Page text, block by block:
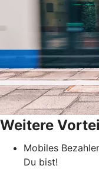
Weitere
Mobiles
Du bist!